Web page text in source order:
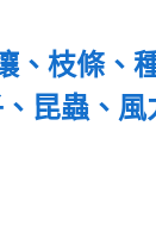
、枝條、
昆蟲、